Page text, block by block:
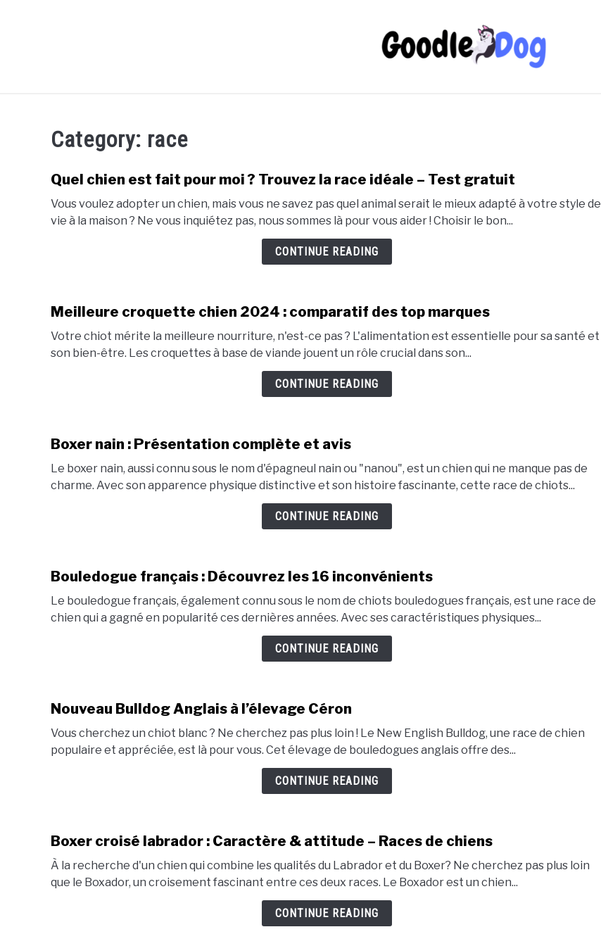
Category: race
Quel chien est fait pour moi ? Trouvez la race idéale – Test gratuit
Vous voulez adopter un chien, mais vous ne savez pas quel animal serait le mieux adapté à votre style de
vie à la maison ? Ne vous inquiétez pas, nous sommes là pour vous aider ! Choisir le bon...
CONTINUE READING
Meilleure croquette chien 2024 : comparatif des top marques
Votre chiot mérite la meilleure nourriture, n'est-ce pas ? L'alimentation est essentielle pour sa santé et
son bien-être. Les croquettes à base de viande jouent un rôle crucial dans son...
CONTINUE READING
Boxer nain : Présentation complète et avis
Le boxer nain, aussi connu sous le nom d'épagneul nain ou "nanou", est un chien qui ne manque pas de
charme. Avec son apparence physique distinctive et son histoire fascinante, cette race de chiots...
CONTINUE READING
Bouledogue français : Découvrez les 16 inconvénients
Le bouledogue français, également connu sous le nom de chiots bouledogues français, est une race de
chien qui a gagné en popularité ces dernières années. Avec ses caractéristiques physiques...
CONTINUE READING
Nouveau Bulldog Anglais à l’élevage Céron
Vous cherchez un chiot blanc ? Ne cherchez pas plus loin ! Le New English Bulldog, une race de chien
populaire et appréciée, est là pour vous. Cet élevage de bouledogues anglais offre des...
CONTINUE READING
Boxer croisé labrador : Caractère & attitude – Races de chiens
À la recherche d'un chien qui combine les qualités du Labrador et du Boxer? Ne cherchez pas plus loin
que le Boxador, un croisement fascinant entre ces deux races. Le Boxador est un chien...
CONTINUE READING